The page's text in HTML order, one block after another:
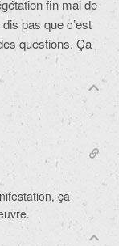
fin mai de
pas que c’est
questions. Ça
ça